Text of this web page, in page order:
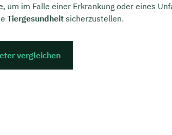
, um im Falle einer Erkrankung oder eines
Tiergesundheit sicherzustellen.
vergleichen